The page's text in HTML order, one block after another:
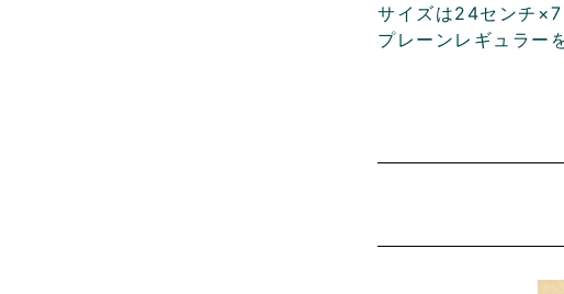
サイズは24センチ×7
プレーンレギュラー